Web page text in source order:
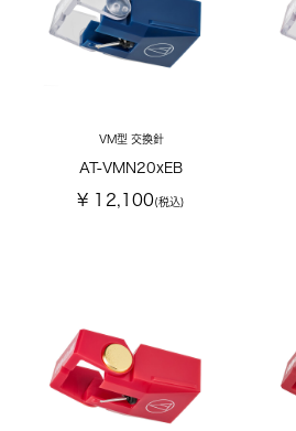
VM型 交換針
AT-VMN20xEB
¥ 12,100(税込)